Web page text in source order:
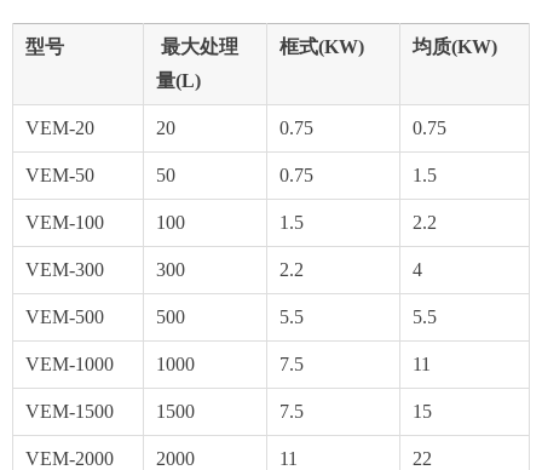
型号
最大处理
量(L)
框式(KW) 均质(KW)
VEM-20 20 0.75 0.75
VEM-50 50 0.75 1.5
VEM-100 100 1.5 2.2
VEM-300 300 2.2 4
VEM-500 500 5.5 5.5
VEM-1000 1000 7.5 11
VEM-1500 1500 7.5 15
VEM-2000 2000 11 22